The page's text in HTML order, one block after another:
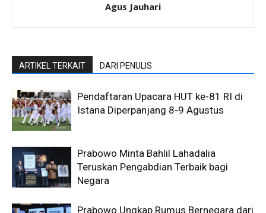
Agus Jauhari
ARTIKEL TERKAIT DARI PENULIS
Pendaftaran Upacara HUT ke-81 RI di
Istana Diperpanjang 8-9 Agustus
Prabowo Minta Bahlil Lahadalia
Teruskan Pengabdian Terbaik bagi
Negara
Prabowo Ungkap Rumus Bernegara dari